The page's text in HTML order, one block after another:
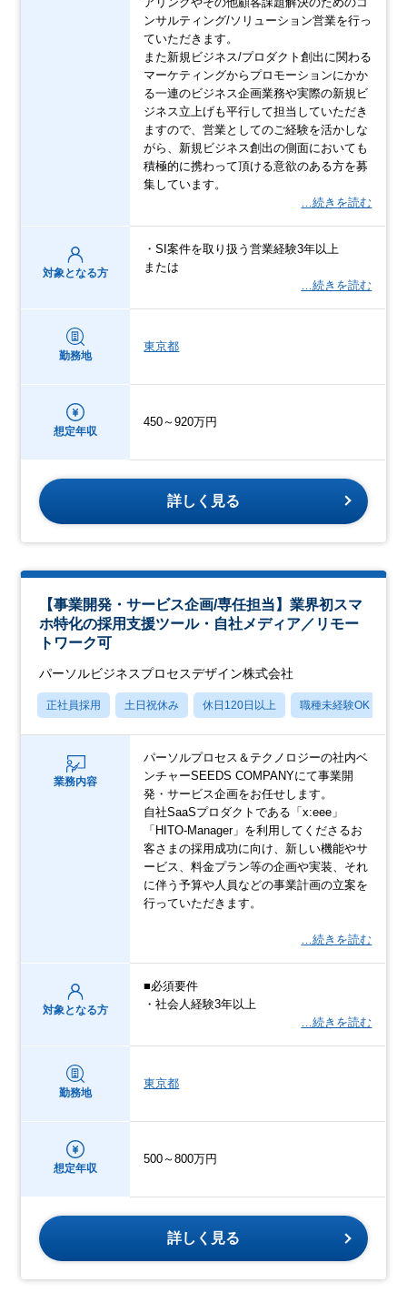
ンサルティング/ソリューション営業を行っ
ていただきます。
また新規ビジネス/プロダクト創出に関わる
マーケティングからプロモーションにかか
る一連のビジネス企画業務や実際の新規ビ
ジネス立上げも平行して担当していただき
ますので、営業としてのご経験を活かしな
がら、新規ビジネス創出の側面においても
積極的に携わって頂ける意欲のある方を募
集しています。
…続きを読む
対象となる方
・SI案件を取り扱う営業経験3年以上
または
…続きを読む
勤務地
東京都
想定年収
450～920万円
詳しく見る
【事業開発・サービス企画/専任担当】業界初スマ
ホ特化の採用支援ツール・自社メディア／リモー
トワーク可
パーソルビジネスプロセスデザイン株式会社
正社員採用 土日祝休み 休日120日以上 職種未経験OK
業務内容
パーソルプロセス＆テクノロジーの社内ベ
ンチャーSEEDS COMPANYにて事業開
発・サービス企画をお任せします。
自社SaaSプロダクトである「x:eee」
「HITO-Manager」を利用してくださるお
客さまの採用成功に向け、新しい機能やサ
ービス、料金プラン等の企画や実装、それ
に伴う予算や人員などの事業計画の立案を
行っていただきます。
…続きを読む
対象となる方
■必須要件
・社会人経験3年以上
…続きを読む
勤務地
東京都
想定年収
500～800万円
詳しく見る